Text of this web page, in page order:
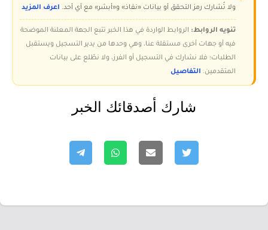
ولا تُشارك رمز التحقق أو بيانات «نفاذ» و«أبشر» مع أي أحد. اعرف المزيد
تنويه الروابط: الروابط الواردة في هذا الخبر تتبع الجهة المعلنة الموضحة
فيه أو جهات أخرى مستقلة عنا، وهي وحدها من يدير التسجيل ويستقبل
الطلبات؛ فلا نشارك في التسجيل أو الفرز، ولا نطّلع على بيانات
المتقدمين. التفاصيل
شارك أصدقائك الخبر